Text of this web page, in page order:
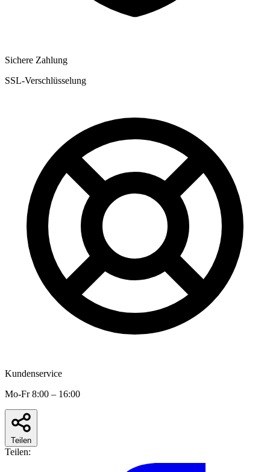
Sichere Zahlung
SSL-Verschlüsselung
Kundenservice
Mo-Fr 8:00 – 16:00
Teilen
Teilen: